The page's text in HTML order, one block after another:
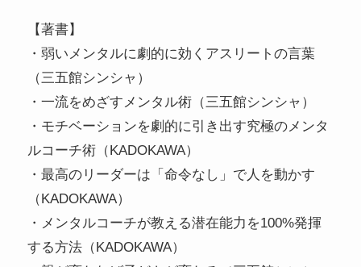
【著書】
・弱いメンタルに劇的に効くアスリートの言葉
（三五館シンシャ）
・一流をめざすメンタル術（三五館シンシャ）
・モチベーションを劇的に引き出す究極のメンタ
ルコーチ術（KADOKAWA）
・最高のリーダーは「命令なし」で人を動かす
（KADOKAWA）
・メンタルコーチが教える潜在能力を100%発揮
する方法（KADOKAWA）